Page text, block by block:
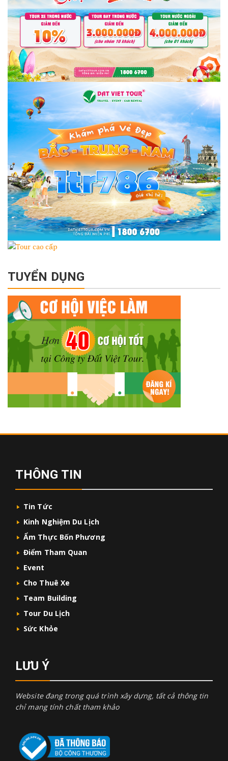
TUYỂN DỤNG
THÔNG TIN
Tin Tức
Kinh Nghiệm Du Lịch
Ẩm Thực Bốn Phương
Điểm Tham Quan
Event
Cho Thuê Xe
Team Building
Tour Du Lịch
Sức Khỏe
LƯU Ý
Website đang trong quá trình xây dựng, tất cả thông tin
chỉ mang tính chất tham khảo